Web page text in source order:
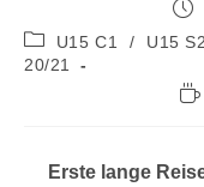
U15 C1
/ U15
20/21
Erste lange